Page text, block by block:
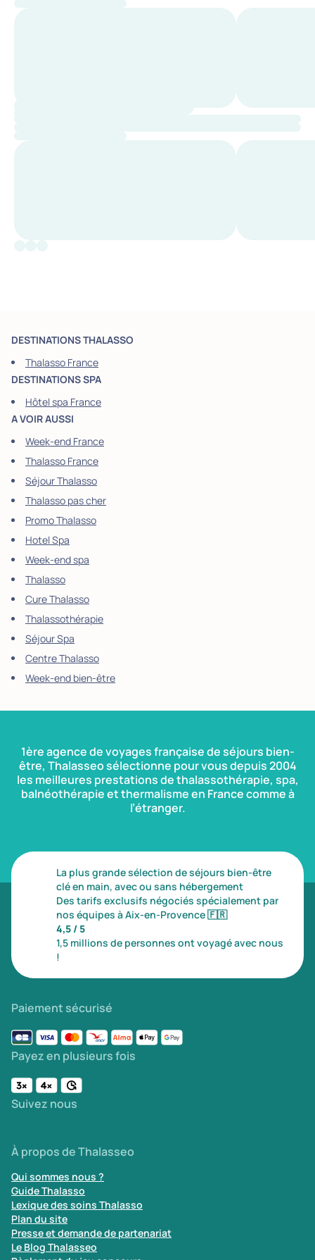
DESTINATIONS THALASSO
Thalasso France
DESTINATIONS SPA
Hôtel spa France
A VOIR AUSSI
Week-end France
Thalasso France
Séjour Thalasso
Thalasso pas cher
Promo Thalasso
Hotel Spa
Week-end spa
Thalasso
Cure Thalasso
Thalassothérapie
Séjour Spa
Centre Thalasso
Week-end bien-être
1ère agence de voyages française de séjours bien-
être, Thalasseo sélectionne pour vous depuis 2004
les meilleures prestations de thalassothérapie, spa,
balnéothérapie et thermalisme en France comme à
l’étranger.
La plus grande sélection de séjours bien-être
clé en main, avec ou sans hébergement
Des tarifs exclusifs négociés spécialement par
nos équipes à Aix-en-Provence🇫🇷
4,5 / 5
1,5 millions de personnes ont voyagé avec nous
!
Paiement sécurisé
Payez en plusieurs fois
Suivez nous
À propos de Thalasseo
Qui sommes nous ?
Guide Thalasso
Lexique des soins Thalasso
Plan du site
Presse et demande de partenariat
Le Blog Thalasseo